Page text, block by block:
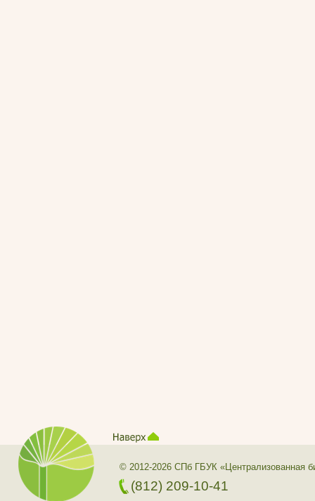
© 2012-2026 СПб ГБУК «Централизованная
(812) 209-10-41